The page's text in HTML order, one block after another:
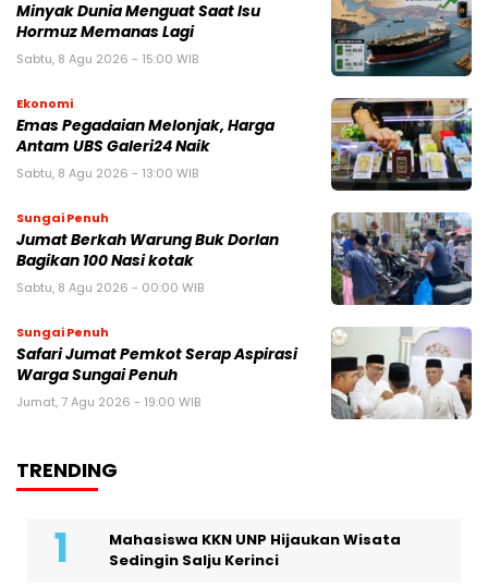
Minyak Dunia Menguat Saat Isu
Hormuz Memanas Lagi
Sabtu, 8 Agu 2026 - 15:00 WIB
Ekonomi
Emas Pegadaian Melonjak, Harga
Antam UBS Galeri24 Naik
Sabtu, 8 Agu 2026 - 13:00 WIB
Sungai Penuh
Jumat Berkah Warung Buk Dorlan
Bagikan 100 Nasi kotak
Sabtu, 8 Agu 2026 - 00:00 WIB
Sungai Penuh
Safari Jumat Pemkot Serap Aspirasi
Warga Sungai Penuh
Jumat, 7 Agu 2026 - 19:00 WIB
TRENDING
Mahasiswa KKN UNP Hijaukan Wisata
Sedingin Salju Kerinci